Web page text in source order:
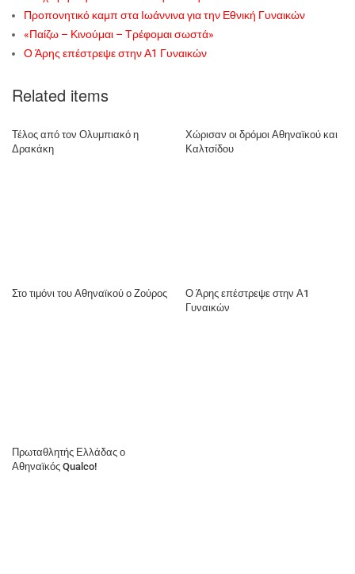
Προπονητικό καμπ στα Ιωάννινα για την Εθνική Γυναικών
«Παίζω – Κινούμαι – Τρέφομαι σωστά»
Ο Άρης επέστρεψε στην Α1 Γυναικών
Related items
Τέλος από τον Ολυμπιακό η
Δρακάκη
Χώρισαν οι δρόμοι Αθηναϊκού και
Καλτσίδου
Στο τιμόνι του Αθηναϊκού ο Ζούρος
Ο Άρης επέστρεψε στην Α1
Γυναικών
Πρωταθλητής Ελλάδας ο
Αθηναϊκός Qualco!